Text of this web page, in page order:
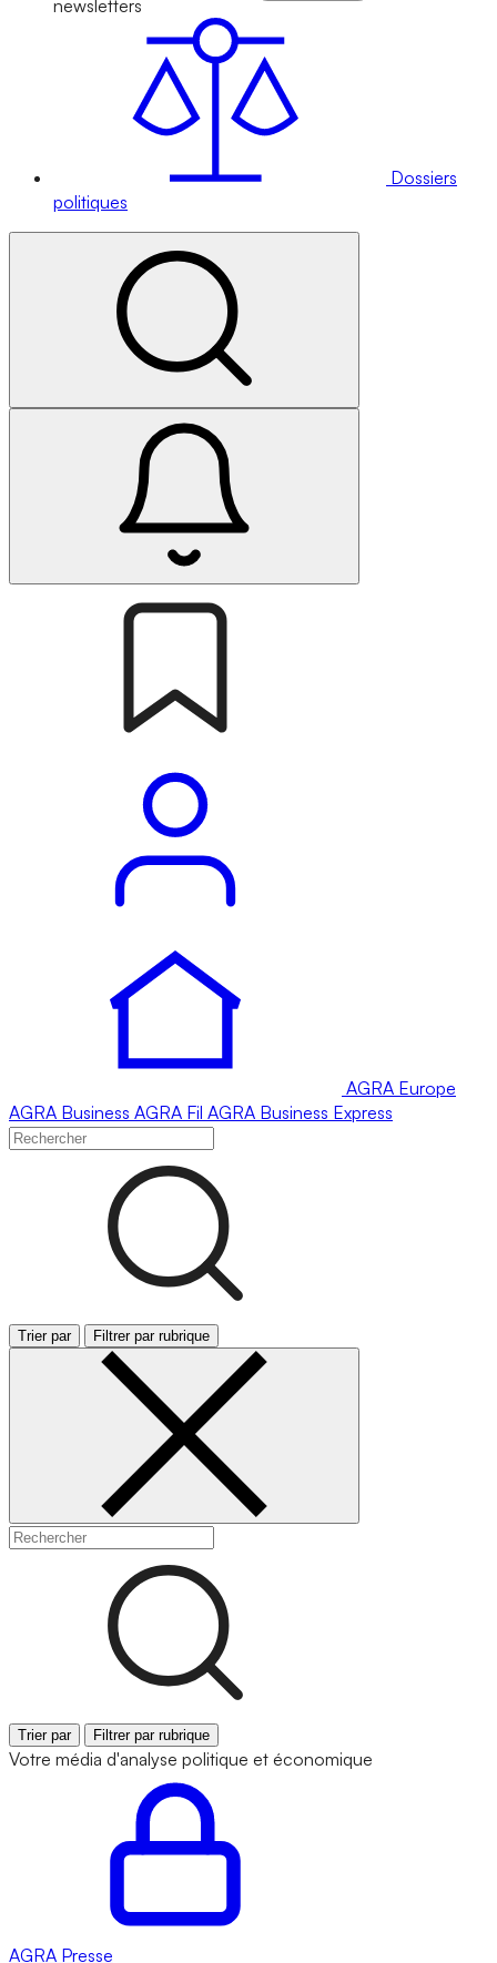
newsletters
Dossiers
politiques
AGRA Europe
AGRA Business AGRA Fil AGRA Business Express
Trier par Filtrer par rubrique
Trier par Filtrer par rubrique
Votre média d'analyse politique et économique
AGRA Presse